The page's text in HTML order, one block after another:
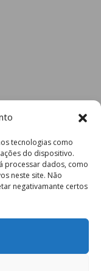
tecnologias como
do dispositivo.
processar dados, como
neste site. Não
negativamante certos